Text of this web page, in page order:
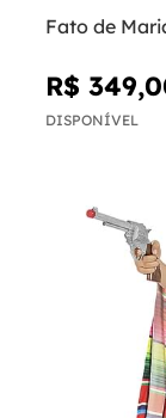
Fato de
R$
DISPONÍVEL